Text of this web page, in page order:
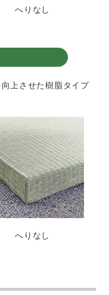
へりなし
上させた樹脂タイプ
へりなし